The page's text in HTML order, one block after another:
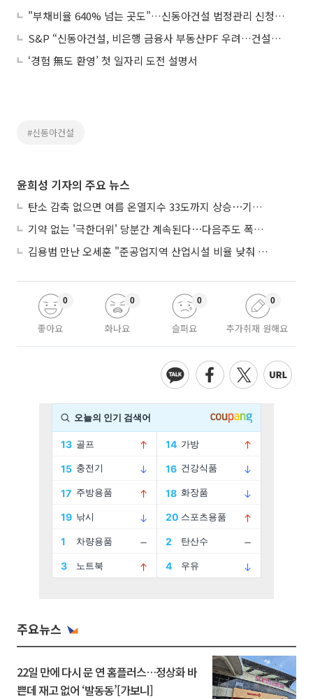
"부채비율 640% 넘는 곳도"…신동아건설 법정관리 신청에 중견건설사 위기감 고조
S&P “신동아건설, 비은행 금융사 부동산PF 우려…건설사 유동성 위기 재부각”
‘경험 無도 환영’ 첫 일자리 도전 설명서
#신동아건설
윤희성 기자의 주요 뉴스
탄소 감축 없으면 여름 온열지수 33도까지 상승⋯기상청, 2100년 미래전망
기약 없는 '극한더위' 당분간 계속된다⋯다음주도 폭염·열대야 지속
김용범 만난 오세훈 "준공업지역 산업시설 비율 낮춰 공급 늘려야"
좋아요
0
화나요
0
슬퍼요
0
추가취재 원해요
0
주요뉴스
22일 만에 다시 문 연 홈플러스…정상화 바
쁜데 재고 없어 ‘발동동’[가보니]